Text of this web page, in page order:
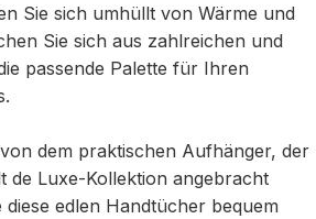
Sie sich umhüllt von Wärme und
Sie sich aus zahlreichen und
passende Palette für Ihren
dem praktischen Aufhänger, der
de Luxe-Kollektion angebracht
edlen Handtücher bequem